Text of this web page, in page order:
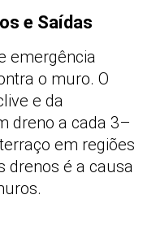
e Saídas
emergência
o muro. O
e da
dreno a cada 3–
em regiões
drenos é a causa